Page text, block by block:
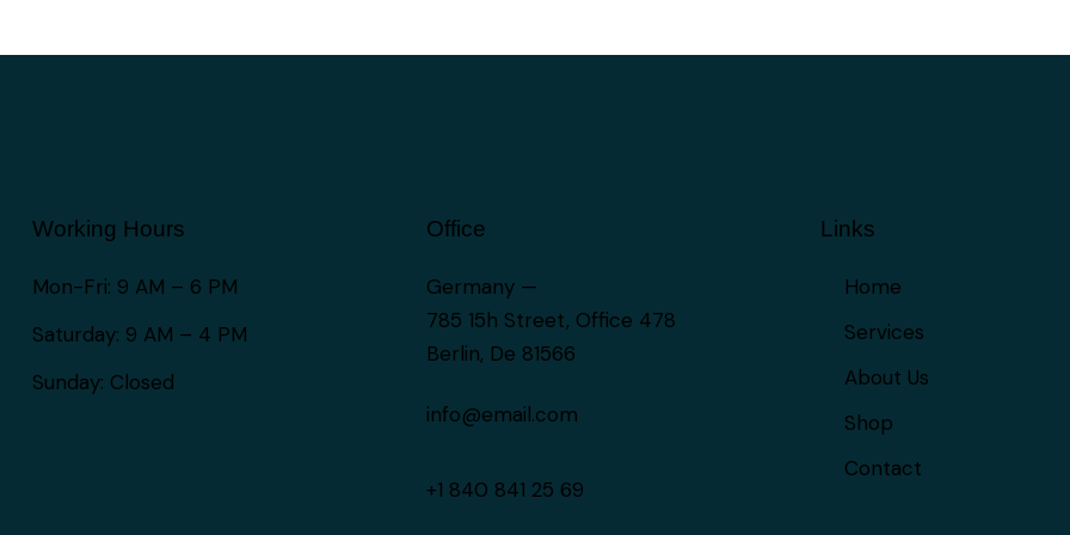
Working Hours
Mon-Fri: 9 AM – 6 PM
Saturday: 9 AM – 4 PM
Sunday: Closed
Office
Germany —
785 15h Street, Office 478
Berlin, De 81566
info@email.com
+1 840 841 25 69
Links
Home
Services
About Us
Shop
Contact